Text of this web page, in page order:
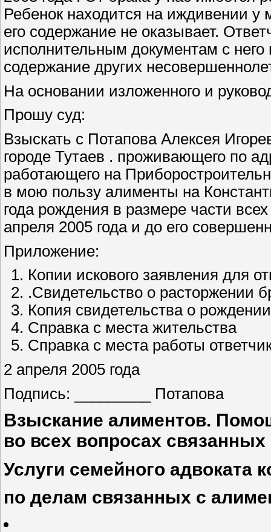
Ребенок находится на иждивении
его содержание не оказывает.
исполнительным документам с
содержание других
На основании изложенного и
Прошу суд:
Взыскать с Потапова Алексея
городе Тутаев . проживающего по
работающего на
в мою пользу алименты на
года рождения в размере части
апреля 2005 года и до его
Приложение:
Копии искового заявления для
.Свидетельство о расторжении
Копия свидетельства о
Справка с места жительства
Справка с места работы
2 апреля 2005 года
Подпись: _________ Потапова
Взыскание алиментов.
во всех вопросах
Услуги семейного адвоката
по делам связанных с